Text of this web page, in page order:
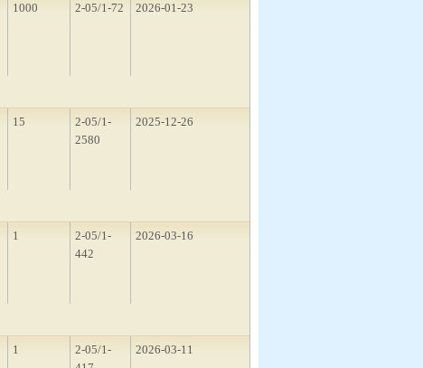
1000 2-05/1-72 2026-01-23
15
2-05/1-
2580
2025-12-26
1
2-05/1-
442
2026-03-16
1
2-05/1-
2026-03-11